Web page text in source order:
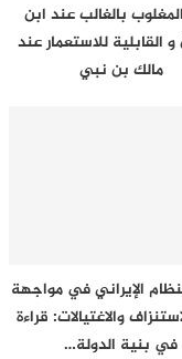
بالغالب عند ابن
القابلية للاستعمار عند
مالك بن نبي
الإيراني في مواجهة
والاغتيالات: قراءة
في بنية الدولة…